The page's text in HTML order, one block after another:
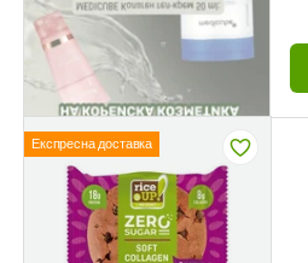
Експресна доставка